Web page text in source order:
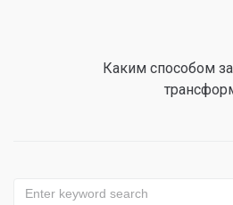
Каким способом
Search